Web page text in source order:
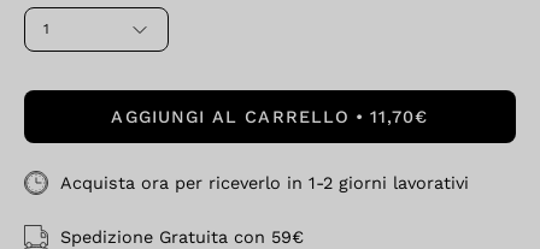
1
AGGIUNGI AL CARRELLO 11,70€
Acquista ora per riceverlo in 1-2 giorni lavorativi
Spedizione Gratuita con 59€